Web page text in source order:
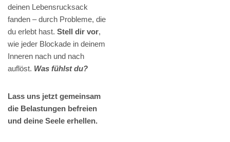
deinen Lebensrucksack
fanden – durch Probleme, die
du erlebt hast. Stell dir vor,
wie jeder Blockade in deinem
Inneren nach und nach
auflöst. Was fühlst du?
Lass uns jetzt gemeinsam
die Belastungen befreien
und deine Seele erhellen.